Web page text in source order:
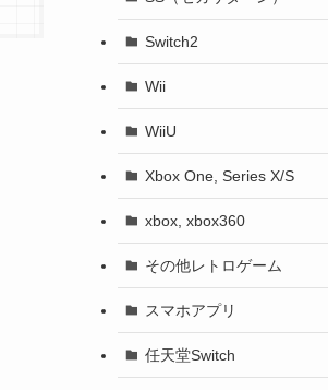
Switch2
Wii
WiiU
Xbox One, Series X/S
xbox, xbox360
その他レトロゲーム
スマホアプリ
任天堂Switch